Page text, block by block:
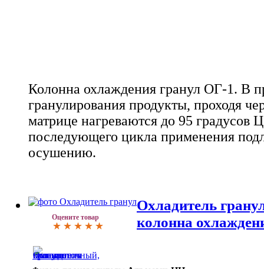
Колонна охлаждения гранул ОГ-1. В
гранулирования продукты, проходя
матрице нагреваются до 95 градусов
последующего цикла применения
осушению.
Оцените товар
Охладитель
колонна